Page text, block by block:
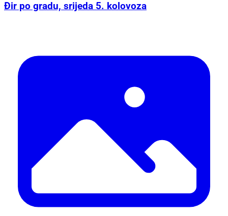
Đir po gradu, srijeda 5. kolovoza